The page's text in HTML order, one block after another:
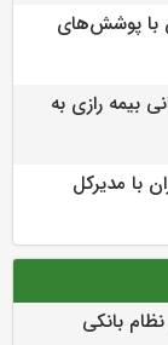
با پوشش‌های
تومانی بیمه رازی به
با مدیرکل
بانکی